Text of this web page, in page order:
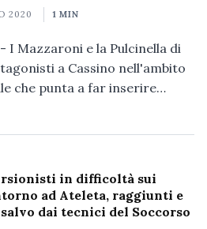
2020 1 MIN
- I Mazzaroni e la Pulcinella di
a Cassino nell'ambito
che punta a far inserire…
in difficoltà sui
ad Ateleta, raggiunti e
dai tecnici del Soccorso